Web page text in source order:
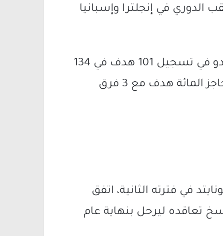
الدوري في إنجلترا وإسبانيا
وفي 3 مواسم فقط، نجح كريستيانو رونالدو في تسجيل 101 هدف في 134
مباراة، ليصبح اللاعب الأوحد الذي يكسر حاجز المائة هدف مع 3 فرق
في فترته الثانية، اتفق
تعاقده ليرحل بنهاية عام